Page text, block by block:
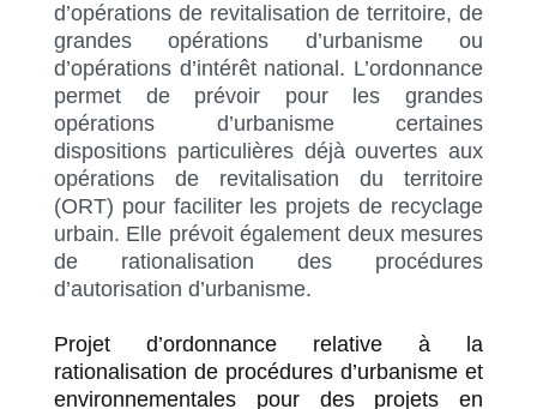
d’opérations de revitalisation de territoire, de
grandes opérations d’urbanisme ou
d’opérations d’intérêt national. L’ordonnance
permet de prévoir pour les grandes
opérations d’urbanisme certaines
dispositions particulières déjà ouvertes aux
opérations de revitalisation du territoire
(ORT) pour faciliter les projets de recyclage
urbain. Elle prévoit également deux mesures
de rationalisation des procédures
d’autorisation d’urbanisme.
Projet d’ordonnance relative à la
rationalisation de procédures d’urbanisme et
environnementales pour des projets en